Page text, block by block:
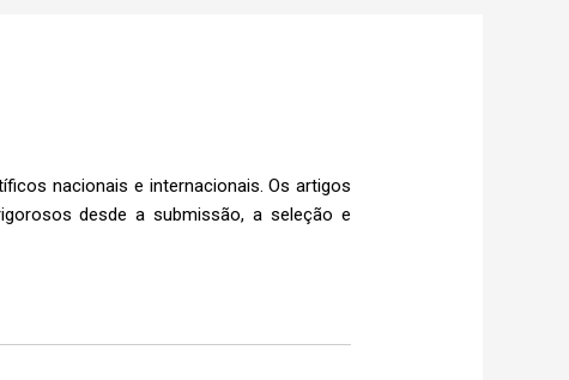
nacionais e internacionais. Os artigos
desde a submissão, a seleção e